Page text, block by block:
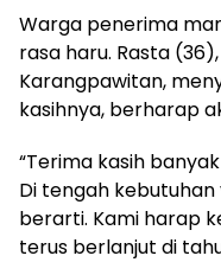
Warga penerima
rasa haru. Rasta
Karangpawitan,
kasihnya, berharap
“Terima kasih
Di tengah
berarti. Kami harap
terus berlanjut di